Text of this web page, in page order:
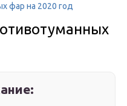
фар на 2020 год